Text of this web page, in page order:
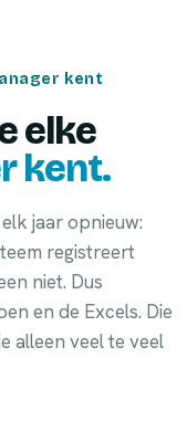
kent
elke
kent.
jaar opnieuw:
registreert
niet. Dus
en de Excels. Die
alleen veel te veel